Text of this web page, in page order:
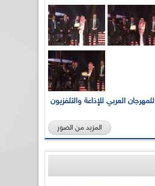
بالصور... الدورة الـ21 للمهرجان العربي للإذاعة والتلفزيون
المزيد من الصور